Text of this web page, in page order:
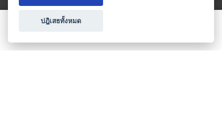
ประเภทธุรกิจไมซ์
ปฎิเสธทั้งหมด